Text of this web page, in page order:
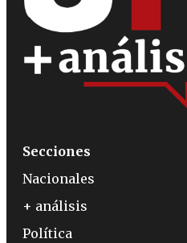
Secciones
Nacionales
+ análisis
Política